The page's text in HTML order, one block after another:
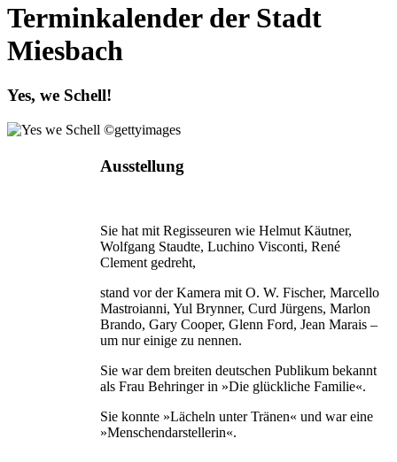
Terminkalender der Stadt
Miesbach
Yes, we Schell!
Ausstellung
Sie hat mit Regisseuren wie Helmut Käutner,
Wolfgang Staudte, Luchino Visconti, René
Clement gedreht,
stand vor der Kamera mit O. W. Fischer, Marcello
Mastroianni, Yul Brynner, Curd Jürgens, Marlon
Brando, Gary Cooper, Glenn Ford, Jean Marais –
um nur einige zu nennen.
Sie war dem breiten deutschen Publikum bekannt
als Frau Behringer in »Die glückliche Familie«.
Sie konnte »Lächeln unter Tränen« und war eine
»Menschendarstellerin«.